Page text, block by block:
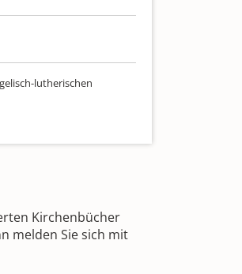
lutherischen
Kirchenbücher
melden Sie sich mit